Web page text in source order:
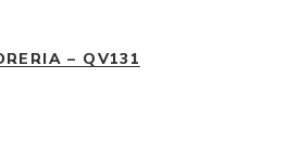
– QV131